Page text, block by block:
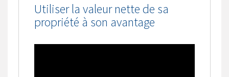
Utiliser la valeur nette de sa
propriété à son avantage